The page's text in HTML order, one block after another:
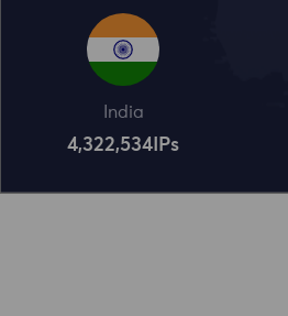
India
4,322,534 IPs